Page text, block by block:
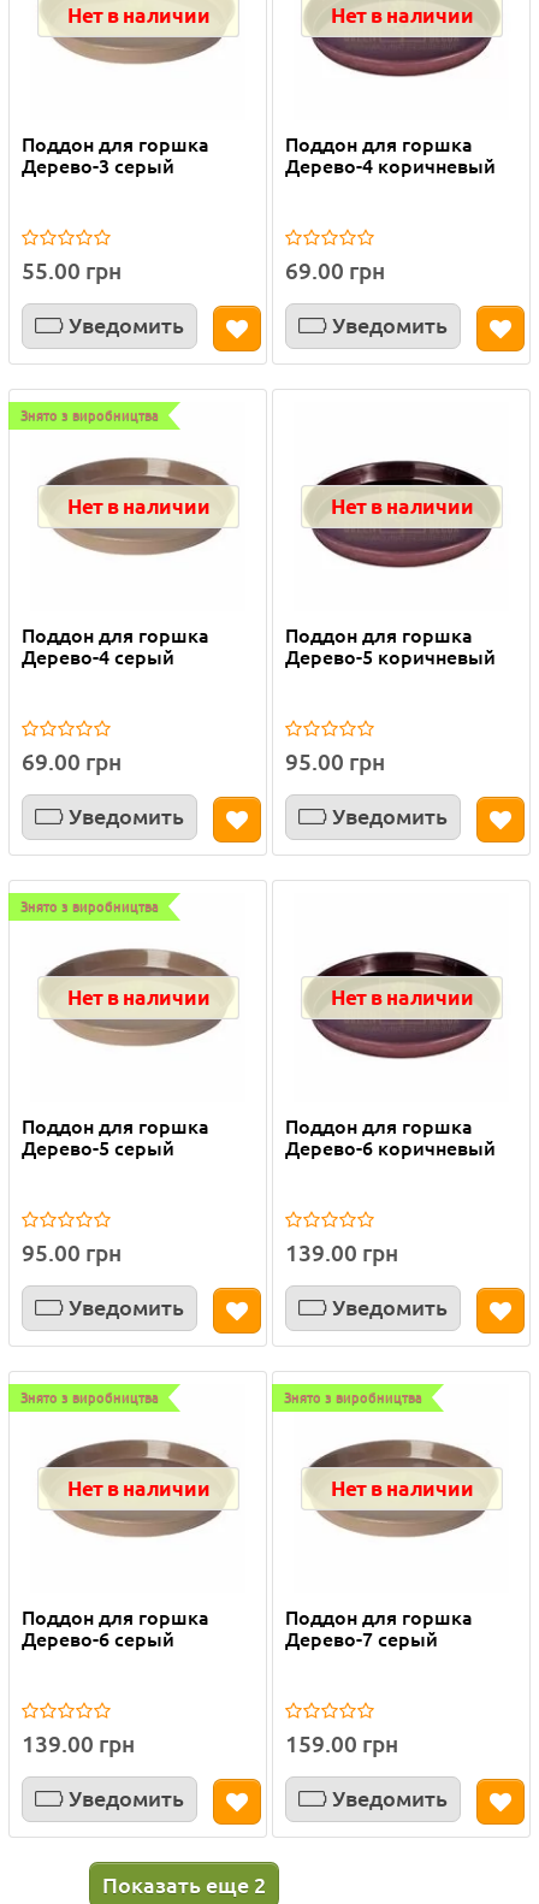
Нет в наличии
Поддон для горшка
Дерево-3 серый
55.00 грн
Уведомить
Нет в наличии
Поддон для горшка
Дерево-4 коричневый
69.00 грн
Уведомить
Знято з виробництва
Нет в наличии
Поддон для горшка
Дерево-4 серый
69.00 грн
Уведомить
Нет в наличии
Поддон для горшка
Дерево-5 коричневый
95.00 грн
Уведомить
Знято з виробництва
Нет в наличии
Поддон для горшка
Дерево-5 серый
95.00 грн
Уведомить
Нет в наличии
Поддон для горшка
Дерево-6 коричневый
139.00 грн
Уведомить
Знято з виробництва
Нет в наличии
Поддон для горшка
Дерево-6 серый
139.00 грн
Уведомить
Знято з виробництва
Нет в наличии
Поддон для горшка
Дерево-7 серый
159.00 грн
Уведомить
Показать еще 2